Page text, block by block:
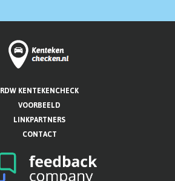
RDW KENTEKENCHECK
VOORBEELD
LINKPARTNERS
CONTACT